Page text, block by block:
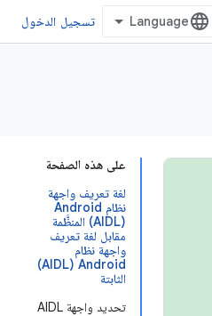
تسجيل الدخول
على هذه الصفحة
لغة تعريف واجهة
نظام Android
‏(AIDL) المنظَّمة
مقابل لغة تعريف
واجهة نظام
Android ‏(AIDL)
الثابتة
تحديد واجهة AIDL